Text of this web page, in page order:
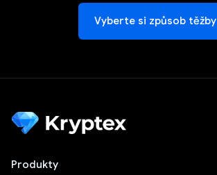
Vyberte si způsob těžby
Produkty